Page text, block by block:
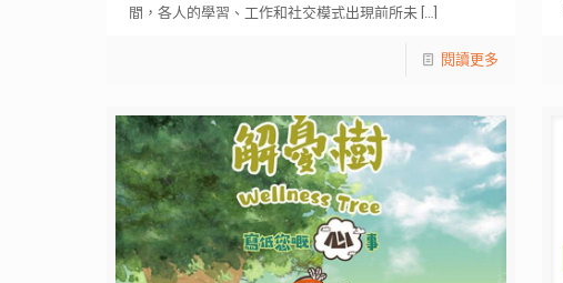
間，各人的學習、工作和社交模式出現前所未[…]
閱讀更多